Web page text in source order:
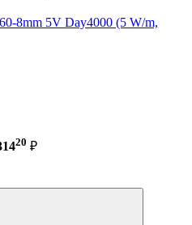
8mm 5V Day4000 (5 W/m,
20 ₽